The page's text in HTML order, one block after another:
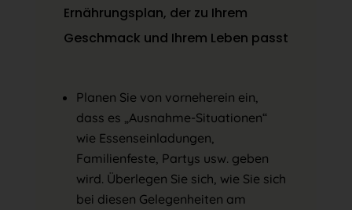
Ernährungsplan, der zu Ihrem
Geschmack und Ihrem Leben passt
Planen Sie von vorneherein ein,
dass es „Ausnahme-Situationen“
wie Essenseinladungen,
Familienfeste, Partys usw. geben
wird. Überlegen Sie sich, wie Sie sich
bei diesen Gelegenheiten am